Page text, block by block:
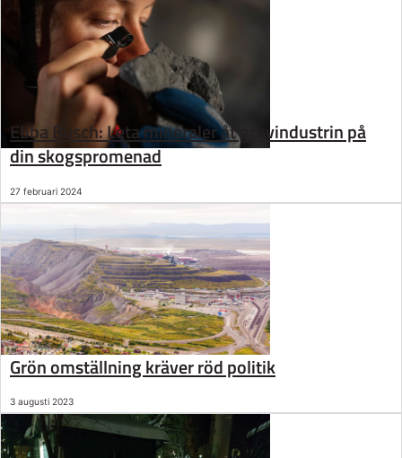
Ebba Busch: Leta mineraler åt gruvindustrin på
din skogspromenad
27 februari 2024
Grön omställning kräver röd politik
3 augusti 2023